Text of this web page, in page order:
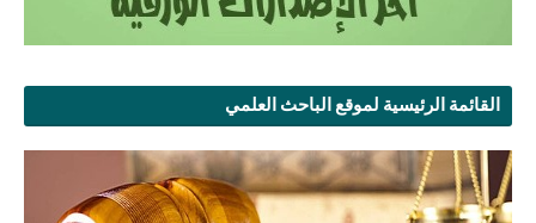
القائمة الرئيسية لموقع الباحث العلمي